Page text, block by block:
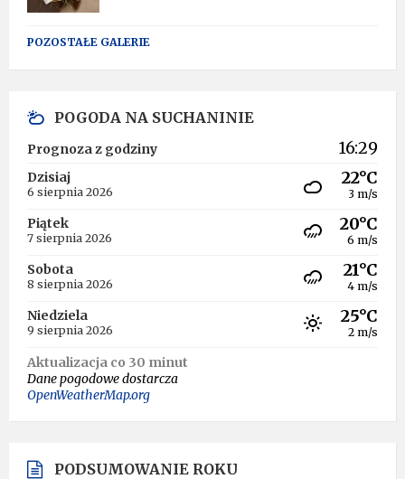
POZOSTAŁE GALERIE
POGODA NA SUCHANINIE
Prognoza z godziny 16:29
Dzisiaj
6 sierpnia 2026
22°C
3 m/s
Piątek
7 sierpnia 2026
20°C
6 m/s
Sobota
8 sierpnia 2026
21°C
4 m/s
Niedziela
9 sierpnia 2026
25°C
2 m/s
Aktualizacja co 30 minut
Dane pogodowe dostarcza
OpenWeatherMap.org
PODSUMOWANIE ROKU